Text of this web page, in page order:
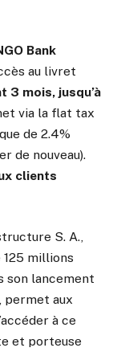
Bank
au livret
3 mois, jusqu’à
via la flat tax
de 2.4%
de nouveau).
clients
S. A.,
125 millions
son lancement
permet aux
à ce
et porteuse